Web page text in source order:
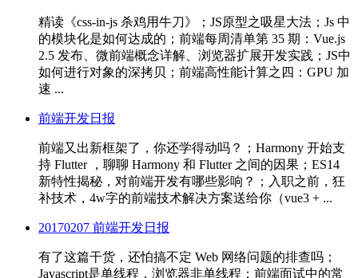
精读《css-in-js 杀鸡用牛刀》；JS原型之吸星大法；Js 中
的模块化是如何达成的；前端每周清单第 35 期：Vue.js
2.5 发布、微前端概念详解、浏览器扩展开发实践；JS中
如何进行对象的深拷贝；前端高性能计算之四：GPU 加
速 ...
前端开发日报
前端又出新框架了，你还学得动吗？；Harmony 开始支
持 Flutter ，聊聊 Harmony 和 Flutter 之间的因果；ES14
新特性揭秘，对前端开发有哪些影响？；入职之前，狂
补技术，4w字的前端技术解决方案送给你（vue3 + ...
20170207 前端开发日报
有了这篇干货，还怕搞不定 Web 网络问题的排查吗；
Javascript是单线程，浏览器非单线程；前端面试中的常